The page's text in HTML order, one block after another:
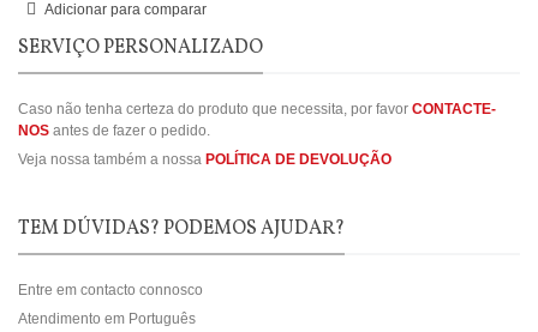
Adicionar para comparar
SERVIÇO PERSONALIZADO
Caso não tenha certeza do produto que necessita, por favor CONTACTE-
NOS antes de fazer o pedido.
Veja nossa também a nossa POLÍTICA DE DEVOLUÇÃO
TEM DÚVIDAS? PODEMOS AJUDAR?
Entre em contacto connosco
Atendimento em Português